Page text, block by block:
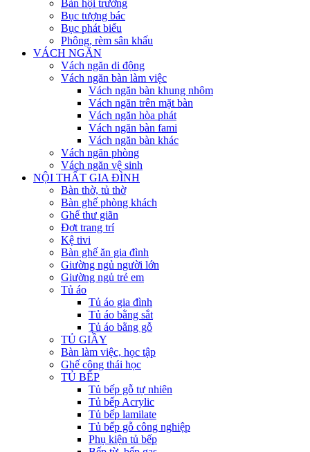
Bàn hội trường
Bục tượng bác
Bục phát biểu
Phông, rèm sân khấu
VÁCH NGĂN
Vách ngăn di động
Vách ngăn bàn làm việc
Vách ngăn bàn khung nhôm
Vách ngăn trên mặt bàn
Vách ngăn hòa phát
Vách ngăn bàn fami
Vách ngăn bàn khác
Vách ngăn phòng
Vách ngăn vệ sinh
NỘI THẤT GIA ĐÌNH
Bàn thờ, tủ thờ
Bàn ghế phòng khách
Ghế thư giãn
Đợt trang trí
Kệ tivi
Bàn ghế ăn gia đình
Giường ngủ người lớn
Giường ngủ trẻ em
Tủ áo
Tủ áo gia đình
Tủ áo bằng sắt
Tủ áo bằng gỗ
TỦ GIẦY
Bàn làm việc, học tập
Ghế công thái học
TỦ BẾP
Tủ bếp gỗ tự nhiên
Tủ bếp Acrylic
Tủ bếp lamilate
Tủ bếp gỗ công nghiệp
Phụ kiện tủ bếp